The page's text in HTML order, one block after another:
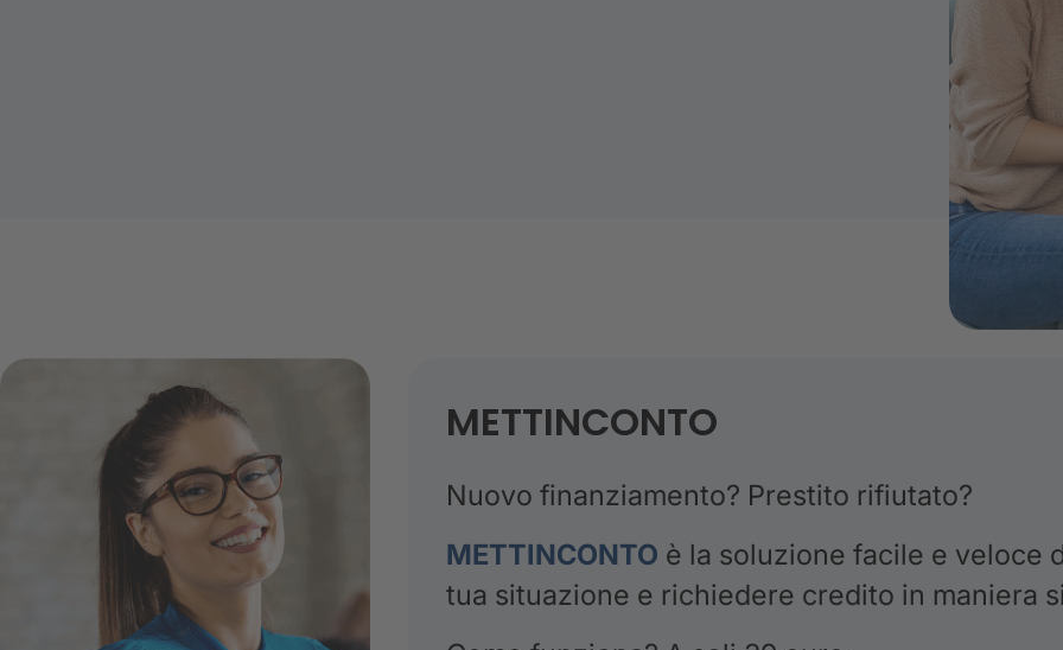
METTINCONTO
Nuovo finanziamento? Prestito rifiutato?
METTINCONTO è la soluzione facile e veloce
tua situazione e richiedere credito in maniera